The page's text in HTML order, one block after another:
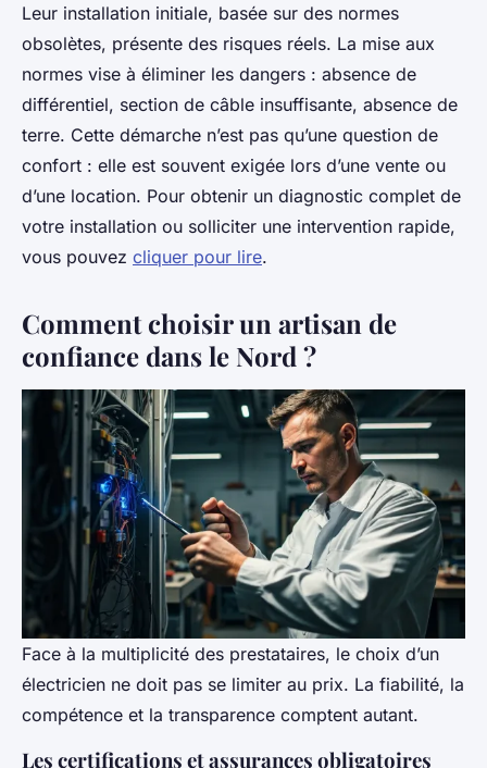
Leur installation initiale, basée sur des normes
obsolètes, présente des risques réels. La mise aux
normes vise à éliminer les dangers : absence de
différentiel, section de câble insuffisante, absence de
terre. Cette démarche n’est pas qu’une question de
confort : elle est souvent exigée lors d’une vente ou
d’une location. Pour obtenir un diagnostic complet de
votre installation ou solliciter une intervention rapide,
vous pouvez cliquer pour lire.
Comment choisir un artisan de
confiance dans le Nord ?
Face à la multiplicité des prestataires, le choix d’un
électricien ne doit pas se limiter au prix. La fiabilité, la
compétence et la transparence comptent autant.
Les certifications et assurances obligatoires